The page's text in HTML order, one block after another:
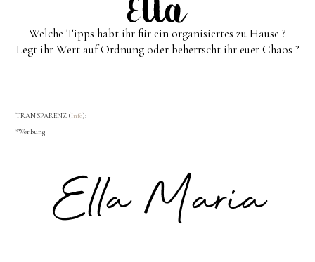
Welche Tipps habt ihr für ein organisiertes zu Hause ?
Legt ihr Wert auf Ordnung oder beherrscht ihr euer Chaos ?
TRANSPARENZ (Info):
*Werbung